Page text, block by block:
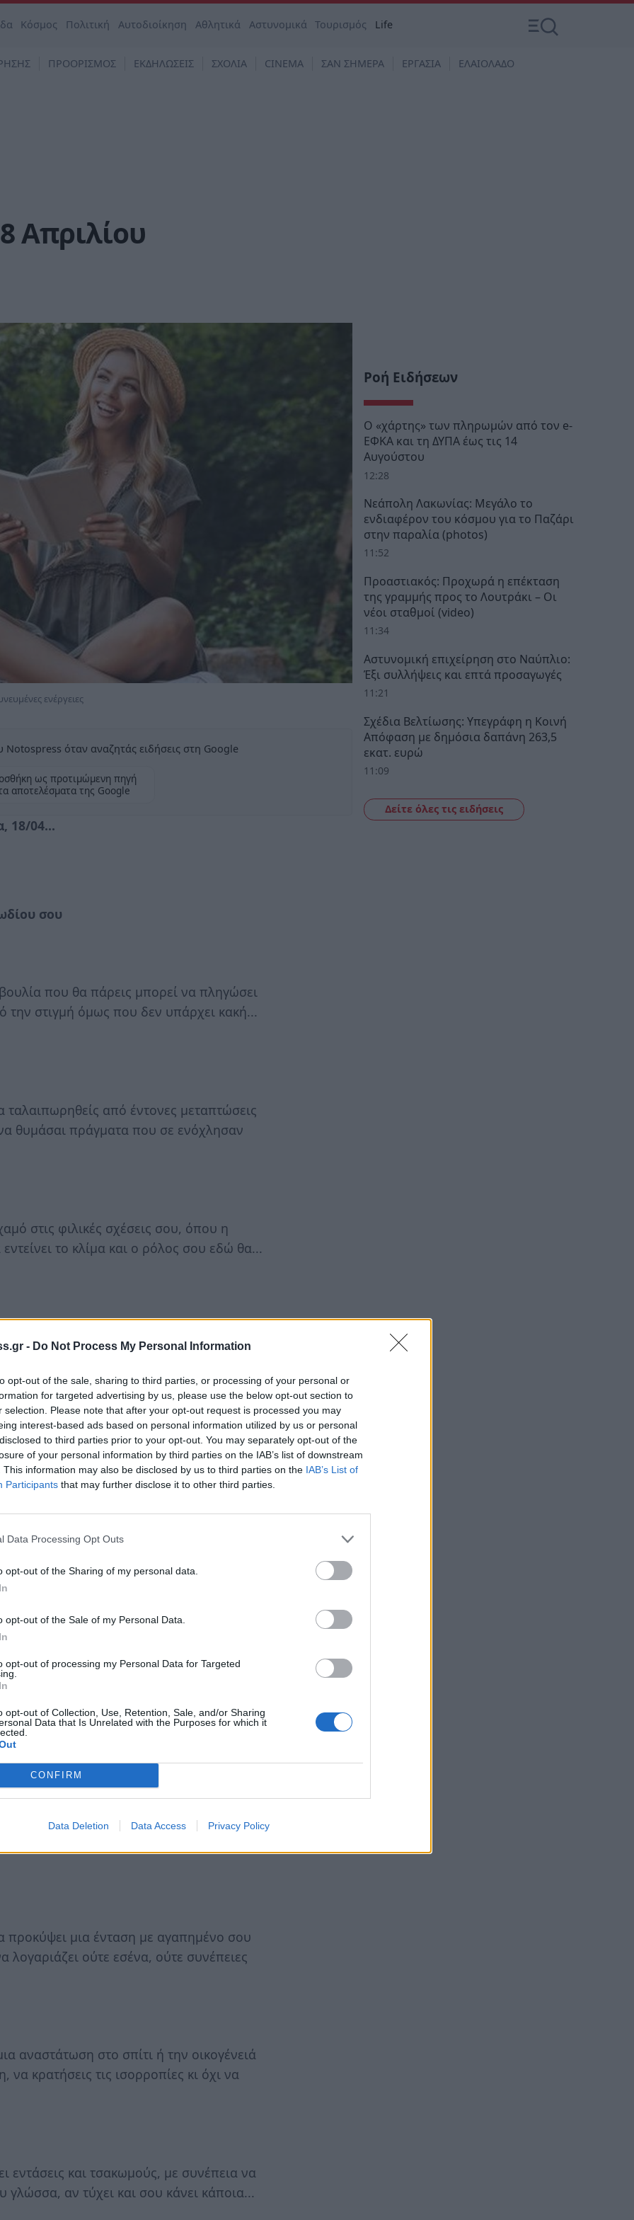
- Do Not Process My Personal Information
opt-out of the sale, sharing to third parties, or processing of your personal or
for targeted advertising by us, please use the below opt-out section to
selection. Please note that after your opt-out request is processed you may
interest-based ads based on personal information utilized by us or personal
to third parties prior to your opt-out. You may separately opt-out of the
of your personal information by third parties on the IAB’s list of downstream
This information may also be disclosed by us to third parties on the IAB’s List of
Participants that may further disclose it to other third parties.
Data Processing Opt Outs
opt-out of the Sharing of my personal data.
opt-out of the Sale of my Personal Data.
opt-out of processing my Personal Data for Targeted
opt-out of Collection, Use, Retention, Sale, and/or Sharing
Data that Is Unrelated with the Purposes for which it
CONFIRM
Data Deletion Data Access Privacy Policy
Κόσμος Πολιτική Αυτοδιοίκηση Αθλητικά Αστυνομικά Τουρισμός Life
ΠΡΟΟΡΙΣΜΟΣ ΕΚΔΗΛΩΣΕΙΣ ΣΧΟΛΙΑ CINEMA ΣΑΝ ΣΗΜΕΡΑ ΕΡΓΑΣΙΑ ΕΛΑΙΟΛΑΔΟ
Απριλίου
ενέργειες
όταν αναζητάς ειδήσεις στη Google
ως προτιμώμενη πηγή
αποτελέσματα της Google
18/04...
σου
που θα πάρεις μπορεί να πληγώσει
στιγμή όμως που δεν υπάρχει κακή...
από έντονες μεταπτώσεις
θυμάσαι πράγματα που σε ενόχλησαν
στις φιλικές σχέσεις σου, όπου η
το κλίμα και ο ρόλος σου εδώ θα...
στην καριέρα ή την κοινωνική
συναισθηματικά από όσο θα
περισσότερες μετακινήσεις και
Δεν αποκλείεται να συναντηθείς για να...
έρχονται στο προσκήνιο και είναι πολύ
χρήματα, απ’ όσα υπολόγιζες, λόγω
σου αντιδράσεις, όσο κι εκείνες των άλλων
να φανεί το ποιος τελικά θα...
από μια συμπεριφορά
είναι ιδιαίτερα απότομος/η απέναντί
προκύψει μια ένταση με αγαπημένο σου
ούτε εσένα, ούτε συνέπειες
αναστάτωση στο σπίτι ή την οικογένειά
κρατήσεις τις ισορροπίες κι όχι να
εντάσεις και τσακωμούς, με συνέπεια να
αν τύχει και σου κάνει κάποια...
Ροή Ειδήσεων
Ο «χάρτης» των πληρωμών από τον e-
ΕΦΚΑ και τη ΔΥΠΑ έως τις 14
Αυγούστου
12:28
Νεάπολη Λακωνίας: Μεγάλο το
ενδιαφέρον του κόσμου για το Παζάρι
στην παραλία (photos)
11:52
Προαστιακός: Προχωρά η επέκταση
της γραμμής προς το Λουτράκι – Οι
νέοι σταθμοί (video)
11:34
Αστυνομική επιχείρηση στο Ναύπλιο:
Έξι συλλήψεις και επτά προσαγωγές
11:21
Σχέδια Βελτίωσης: Υπεγράφη η Κοινή
Απόφαση με δημόσια δαπάνη 263,5
εκατ. ευρώ
11:09
Δείτε όλες τις ειδήσεις